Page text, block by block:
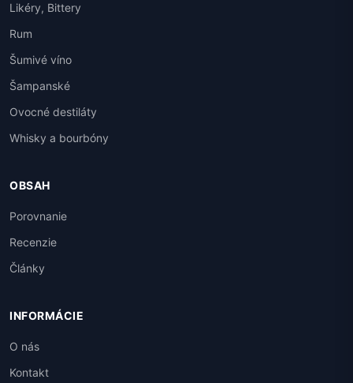
Likéry, Bittery
Rum
Šumivé víno
Šampanské
Ovocné destiláty
Whisky a bourbóny
OBSAH
Porovnanie
Recenzie
Články
INFORMÁCIE
O nás
Kontakt